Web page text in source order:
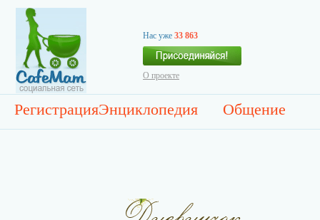
Нас уже 33 863
О проекте
РегистрацияЭнциклопедия Общение